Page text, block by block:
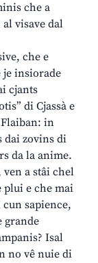
che a
visave dal
che e
je insiorade
cjants
di Cjassà e
in
dai zovins di
da la anime.
ven a stâi chel
e che mai
sapience,
grande
Isal
no vê nuie di